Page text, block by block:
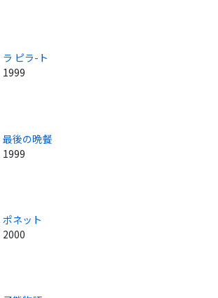
ラ ピラ-ト
1999
最後の晩餐
1999
ポネット
2000